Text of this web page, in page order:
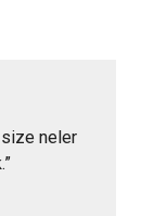
size neler